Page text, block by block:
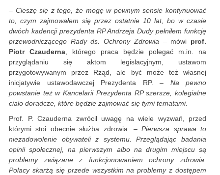
– Cieszę się z tego, że mogę w pewnym sensie kontynuować
to, czym zajmowałem się przez ostatnie 10 lat, bo w czasie
dwóch kadencji prezydenta RP Andrzeja Dudy pełniłem funkcję
przewodniczącego Rady ds. Ochrony Zdrowia– mówi prof.
Piotr Czauderna, którego praca będzie polegać m.in. na
przyglądaniu się aktom legislacyjnym, ustawom
przygotowywanym przez Rząd, ale być może też własnej
inicjatywie ustawodawczej Prezydenta RP. – Na pewno
powstanie też w Kancelarii Prezydenta RP szersze, kolegialne
ciało doradcze, które będzie zajmować się tymi tematami.
Prof. P. Czauderna zwrócił uwagę na wiele wyzwań, przed
którymi stoi obecnie służba zdrowia. – Pierwsza sprawa to
niezadowolenie obywateli z systemu. Przeglądając badania
opinii społecznej, na pierwszym albo na drugim miejscu są
problemy związane z funkcjonowaniem ochrony zdrowia.
Polacy skarżą się przede wszystkim na problemy z dostępem